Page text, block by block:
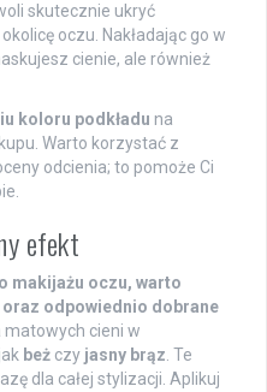
skutecznie ukryć
oczu. Nakładając go w
cienie, ale również
koloru podkładu na
Warto korzystać z
odcienia; to pomoże Ci
efekt
makijażu oczu, warto
odpowiednio dobrane
matowych cieni w
beż czy jasny brąz. Te
dla całej stylizacji. Aplikuj